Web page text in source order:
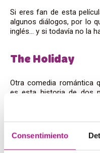
Consentimiento
Si eres fan de esta
algunos diálogos, por lo
inglés… y si todavía no la
The Holiday
Otra comedia romántica
es esta historia de dos
Winslet) que se
intercambiar sus casas
esta película perfecta
comunes: inglés británico